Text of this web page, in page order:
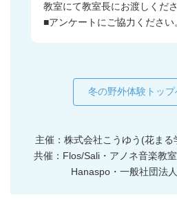
教室にて教室長にお渡しくださ
■アンケートにご協力ください
冬の野外体験トップ
主催：株式会社こうゆう(花まる
共催：Flos/Sali・アノネ音楽教
Hanaspo・一般社団法